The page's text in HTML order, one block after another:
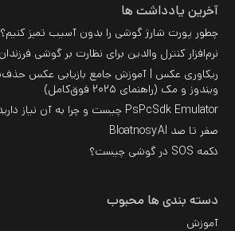
آخرین یادداشت ها
چطور پورت شارژ گوشی را بدون آسیب تمیز کنیم؟
نرم‌افزار کنترل والدین برای نظارت بر گوشی فرزندان
ریکاوری عکس | آموزش جامع بازیابی عکس
ویندوز و مک (راهنمای ۲۰۲۵ فوق‌کامل)
PsPcSdk Emulator چیست و چرا به آن نیاز دارید؟
صفر تا صد BloatnosyAI
دکمه SOS در گوشی چیست؟
دسته بندی ها محبوب
آموزش